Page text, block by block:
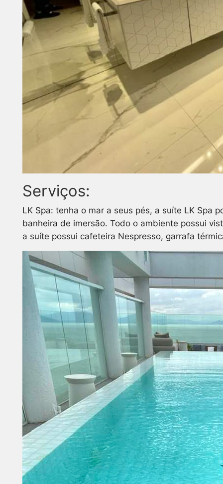
Serviços:
LK Spa: tenha o mar a seus pés, a suíte LK Spa
banheira de imersão. Todo o ambiente possui
a suíte possui cafeteira Nespresso, garrafa